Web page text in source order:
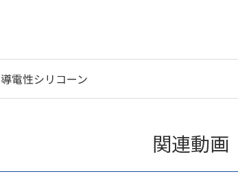
導電性シリコーン
関連動画